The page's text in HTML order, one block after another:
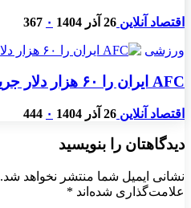
اقتصاد آنلاین 26 آذر 1404 ۰ 367
ورزشی
AFC ایران را ۶۰ هزار دلار جریمه کرد
اقتصاد آنلاین 26 آذر 1404 ۰ 444
دیدگاهتان را بنویسید
نشانی ایمیل شما منتشر نخواهد شد.
علامت‌گذاری شده‌اند *